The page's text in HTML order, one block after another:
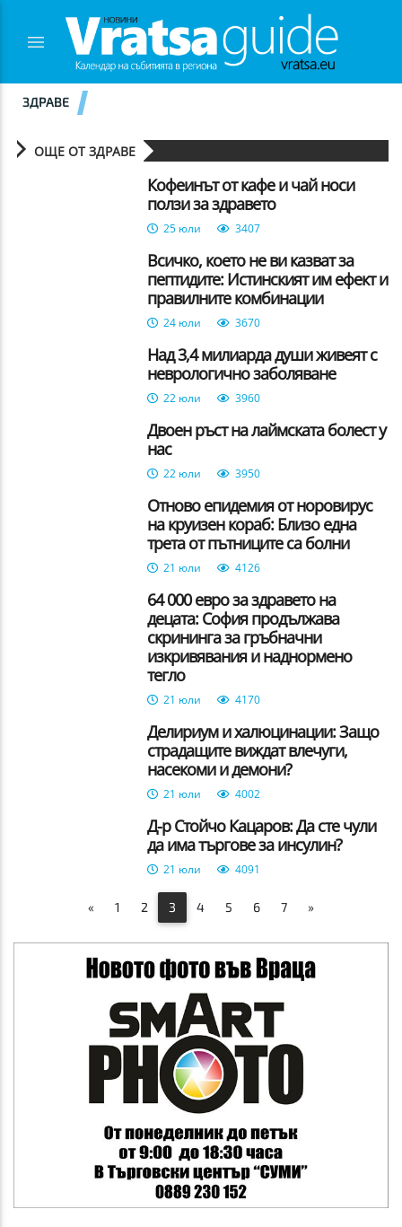
ЗДРАВЕ
ОЩЕ ОТ ЗДРАВЕ
Кофеинът от кафе и чай носи
ползи за здравето
25 юли 3407
Всичко, което не ви казват за
пептидите: Истинският им ефект и
правилните комбинации
24 юли 3670
Над 3,4 милиарда души живеят с
неврологично заболяване
22 юли 3960
Двоен ръст на лаймската болест у
нас
22 юли 3950
Отново епидемия от норовирус
на круизен кораб: Близо една
трета от пътниците са болни
21 юли 4126
64 000 евро за здравето на
децата: София продължава
скрининга за гръбначни
изкривявания и наднормено
тегло
21 юли 4170
Делириум и халюцинации: Защо
страдащите виждат влечуги,
насекоми и демони?
21 юли 4002
Д-р Стойчо Кацаров: Да сте чули
да има търгове за инсулин?
21 юли 4091
« 1 2 3 4 5 6 7 »